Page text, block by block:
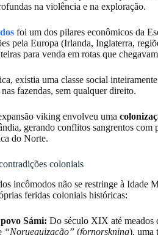
na violência e na exploração.
foi um dos pilares econômicos da
pela Europa (Irlanda, Inglaterra,
para venda em rotas que
existia uma classe social
fazendas, sem qualquer direito.
viking envolveu uma
gerando conflitos sangrentos com
do Norte.
coloniais
incômodos não se restringe à Idade
feridas coloniais históricas:
Sámi: Do século XIX até meados
“Norueguização” (fornorskning), uma